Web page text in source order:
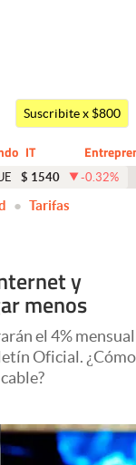
Suscribite x $800
IT
Business
$ 1540 -0.32%
Tarifas
y
menos
el 4% mensual
Oficial. ¿Cómo